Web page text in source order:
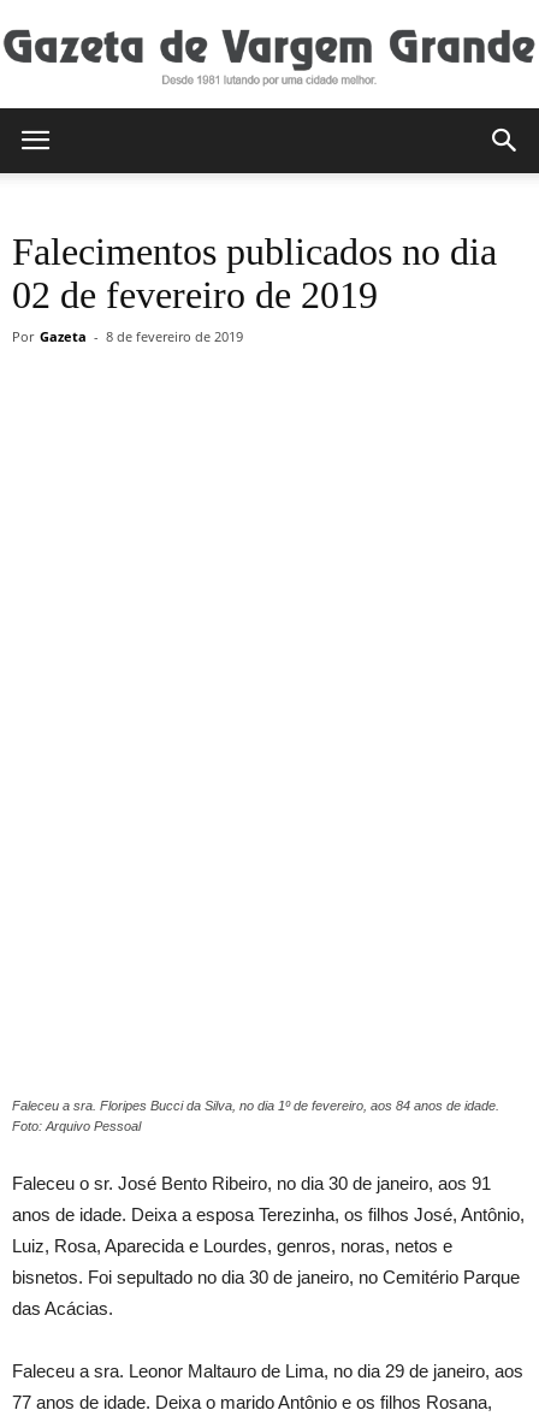
de
Falecimentos publicados no dia
02 de fevereiro de 2019
Por Gazeta - 8 de fevereiro de 2019
Faleceu a sra. Floripes Bucci da Silva, no dia 1º de fevereiro, aos 84 anos de idade.
Foto: Arquivo Pessoal
Faleceu o sr. José Bento Ribeiro, no dia 30 de janeiro, aos 91
anos de idade. Deixa a esposa Terezinha, os filhos José, Antônio,
Luiz, Rosa, Aparecida e Lourdes, genros, noras, netos e
bisnetos. Foi sepultado no dia 30 de janeiro, no Cemitério Parque
das Acácias.
Faleceu a sra. Leonor Maltauro de Lima, no dia 29 de janeiro, aos
77 anos de idade. Deixa o marido Antônio e os filhos Rosana,